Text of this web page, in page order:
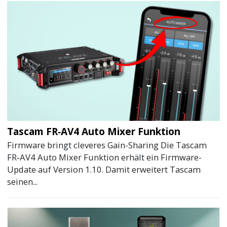
Tascam FR‑AV4 Auto Mixer Funktion
Firmware bringt cleveres Gain-Sharing Die Tascam
FR‑AV4 Auto Mixer Funktion erhält ein Firmware-
Update auf Version 1.10. Damit erweitert Tascam
seinen...